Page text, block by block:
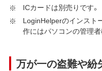
ICカードは別売りです。
LoginHelperのインスト
作にはパソコンの管理者
万が一の盗難や紛